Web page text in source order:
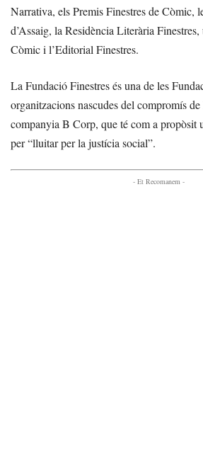
Narrativa, els Premis Finestres de Còmic,
d’Assaig, la Residència Literària
Còmic i l’Editorial Finestres.
La Fundació Finestres és una de les
organitzacions nascudes del compromís
companyia B Corp, que té com a propòsit
per “lluitar per la justícia social”.
- Et Recomanem -